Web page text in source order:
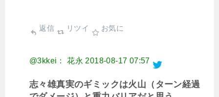
返信 リツイ お気に
@3kkei： 花永 2018-08-17 07:57
志々雄真実のギミックは火山（ターン経過